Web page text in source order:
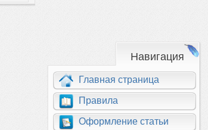
Навигация
Главная страница
Правила
Оформление статьи